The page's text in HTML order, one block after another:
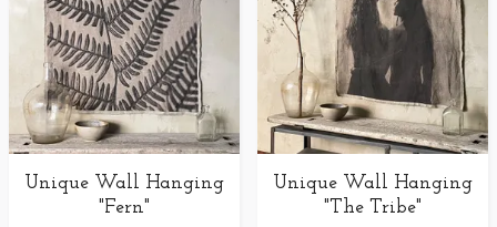
Unique Wall Hanging
"Fern"
Unique Wall Hanging
"The Tribe"